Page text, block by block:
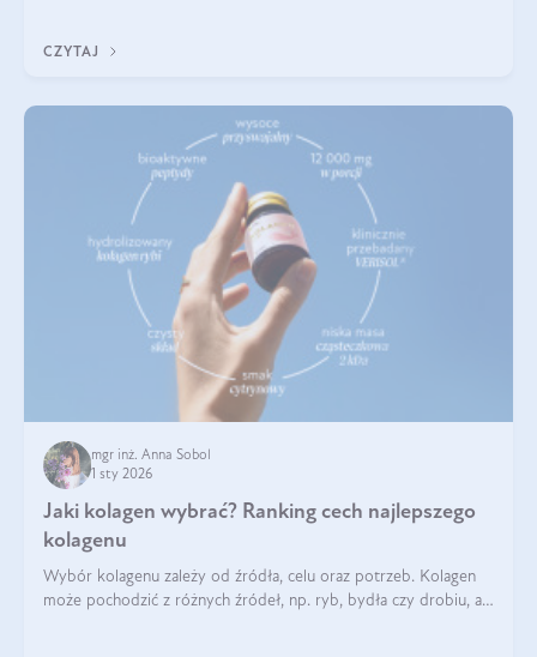
CZYTAJ
mgr inż. Anna Sobol
1 sty 2026
Jaki kolagen wybrać? Ranking cech najlepszego
kolagenu
Wybór kolagenu zależy od źródła, celu oraz potrzeb. Kolagen
może pochodzić z różnych źródeł, np. ryb, bydła czy drobiu, a